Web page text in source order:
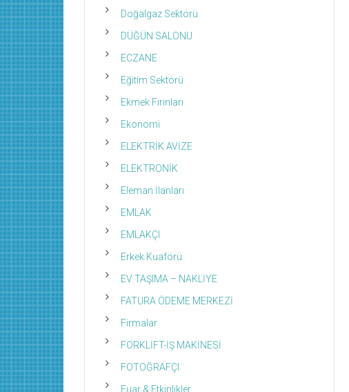
Doğalgaz Sektörü
DÜĞÜN SALONU
ECZANE
Eğitim Sektörü
Ekmek Fırınları
Ekonomi
ELEKTRİK AVİZE
ELEKTRONİK
Eleman İlanları
EMLAK
EMLAKÇI
Erkek Kuaförü
EV TAŞIMA – NAKLİYE
FATURA ÖDEME MERKEZİ
Firmalar
FORKLİFT-İŞ MAKİNESİ
FOTOĞRAFÇI
Fuar & Etkinlikler